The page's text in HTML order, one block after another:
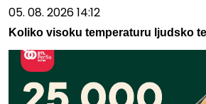
05. 08. 2026 14:12
Koliko visoku temperaturu ljudsko